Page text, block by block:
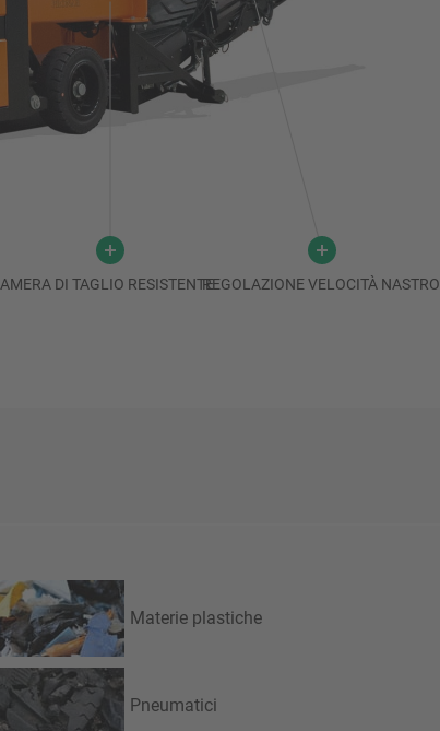
DI TAGLIO RESISTENTEREGOLAZIONE VELOCITÀ NASTRO
Materie plastiche
Pneumatici